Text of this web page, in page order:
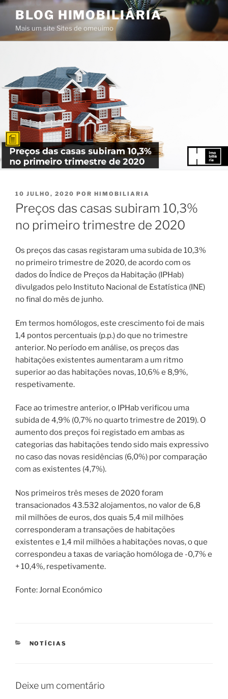
Saltar
conteúdo
BLOG HIMOBILIÁRIA
Mais um site Sites de omeuimo
PUBLICADO
EM
10 JULHO, 2020 POR HIMOBILIARIA
Preços das casas subiram 10,3%
no primeiro trimestre de 2020
Os preços das casas registaram uma subida de 10,3%
no primeiro trimestre de 2020, de acordo com os
dados do Índice de Preços da Habitação (IPHab)
divulgados pelo Instituto Nacional de Estatística (INE)
no final do mês de junho.
Em termos homólogos, este crescimento foi de mais
1,4 pontos percentuais (p.p.) do que no trimestre
anterior. No período em análise, os preços das
habitações existentes aumentaram a um ritmo
superior ao das habitações novas, 10,6% e 8,9%,
respetivamente.
Face ao trimestre anterior, o IPHab verificou uma
subida de 4,9% (0,7% no quarto trimestre de 2019). O
aumento dos preços foi registado em ambas as
categorias das habitações tendo sido mais expressivo
no caso das novas residências (6,0%) por comparação
com as existentes (4,7%).
Nos primeiros três meses de 2020 foram
transacionados 43.532 alojamentos, no valor de 6,8
mil milhões de euros, dos quais 5,4 mil milhões
corresponderam a transações de habitações
existentes e 1,4 mil milhões a habitações novas, o que
correspondeu a taxas de variação homóloga de -0,7% e
+ 10,4%, respetivamente.
Fonte: Jornal Económico
CATEGORIAS
NOTÍCIAS
Deixe um comentário